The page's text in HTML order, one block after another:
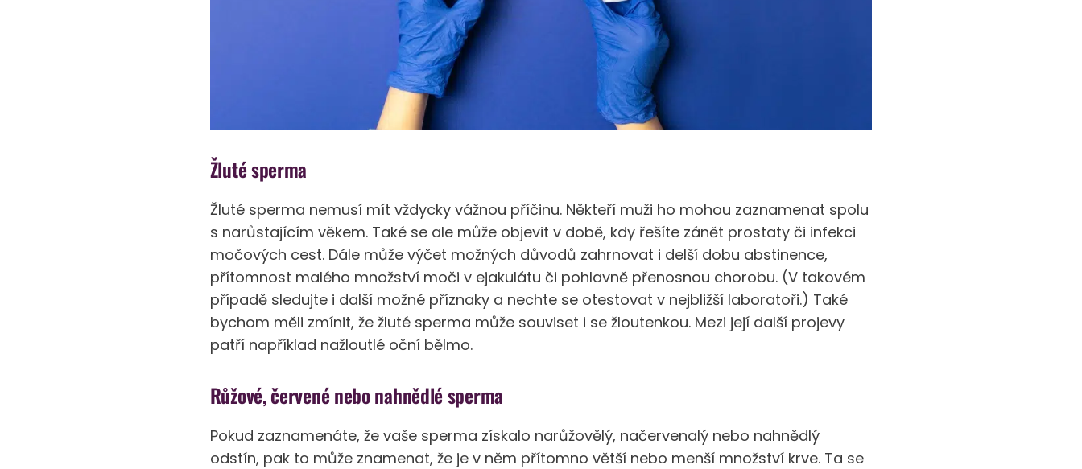
Žluté sperma
Žluté sperma nemusí mít vždycky vážnou příčinu. Někteří muži ho mohou zaznamenat spolu
s narůstajícím věkem. Také se ale může objevit v době, kdy řešíte zánět prostaty či infekci
močových cest. Dále může výčet možných důvodů zahrnovat i delší dobu abstinence,
přítomnost malého množství moči v ejakulátu či pohlavně přenosnou chorobu. (V takovém
případě sledujte i další možné příznaky a nechte se otestovat v nejbližší laboratoři.) Také
bychom měli zmínit, že žluté sperma může souviset i se žloutenkou. Mezi její další projevy
patří například nažloutlé oční bělmo.
Růžové, červené nebo nahnědlé sperma
Pokud zaznamenáte, že vaše sperma získalo narůžovělý, načervenalý nebo nahnědlý
odstín, pak to může znamenat, že je v něm přítomno větší nebo menší množství krve. Ta se